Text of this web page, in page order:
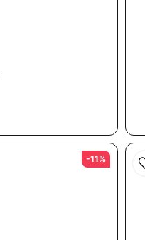
-11%